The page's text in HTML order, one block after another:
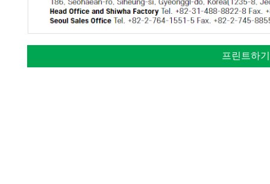
프린트하기